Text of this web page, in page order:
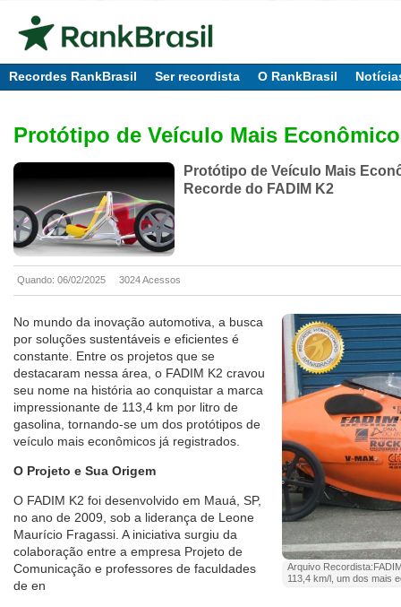
Recordes RankBrasil Ser recordista O RankBrasil
Protótipo de Veículo Mais Econômico
Protótipo de Veículo Mais
Recorde do FADIM K2
Quando: 06/02/2025 3024 Acessos
Arquivo
113,4 km/l, um dos mais
No mundo da inovação automotiva, a busca
por soluções sustentáveis e eficientes é
constante. Entre os projetos que se
destacaram nessa área, o FADIM K2 cravou
seu nome na história ao conquistar a marca
impressionante de 113,4 km por litro de
gasolina, tornando-se um dos protótipos de
veículo mais econômicos já registrados.
O Projeto e Sua Origem
O FADIM K2 foi desenvolvido em Mauá, SP,
no ano de 2009, sob a liderança de Leone
Maurício Fragassi. A iniciativa surgiu da
colaboração entre a empresa Projeto de
Comunicação e professores de faculdades
de en